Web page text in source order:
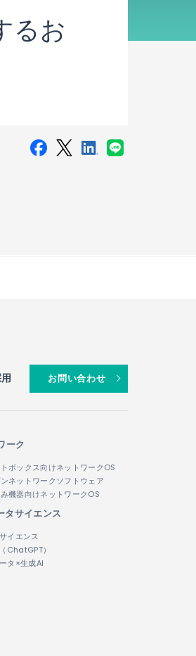
るお
お問い合わせ
ーク
トボックス向けネットワークOS
ンネットワークソフトウェア
み機器向けネットワークOS
タサイエンス
イエンス
ChatGPT）
タ×生成AI